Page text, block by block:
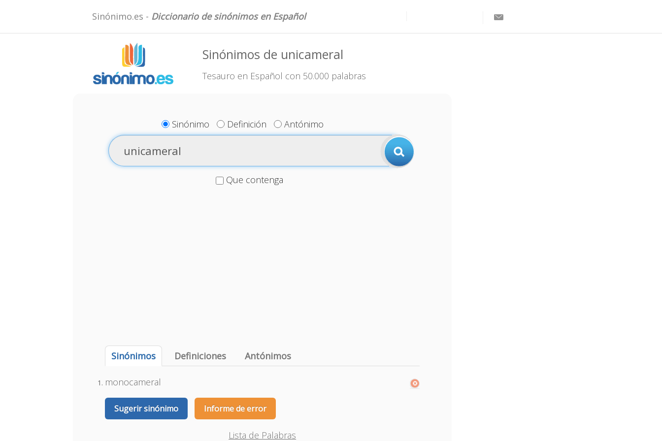
Sinónimo.es - Diccionario de sinónimos en Español
Sinónimos de unicameral
Tesauro en Español con 50.000 palabras
Sinónimo Definición Antónimo
Que contenga
Sinónimos Definiciones Antónimos
monocameral
Sugerir sinónimo Informe de error
Lista de Palabras